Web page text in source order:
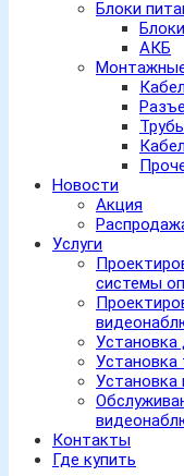
Блоки
АКБ
Новости
Акция
Услуги
системы
Установка
Установка
Контакты
Где купить